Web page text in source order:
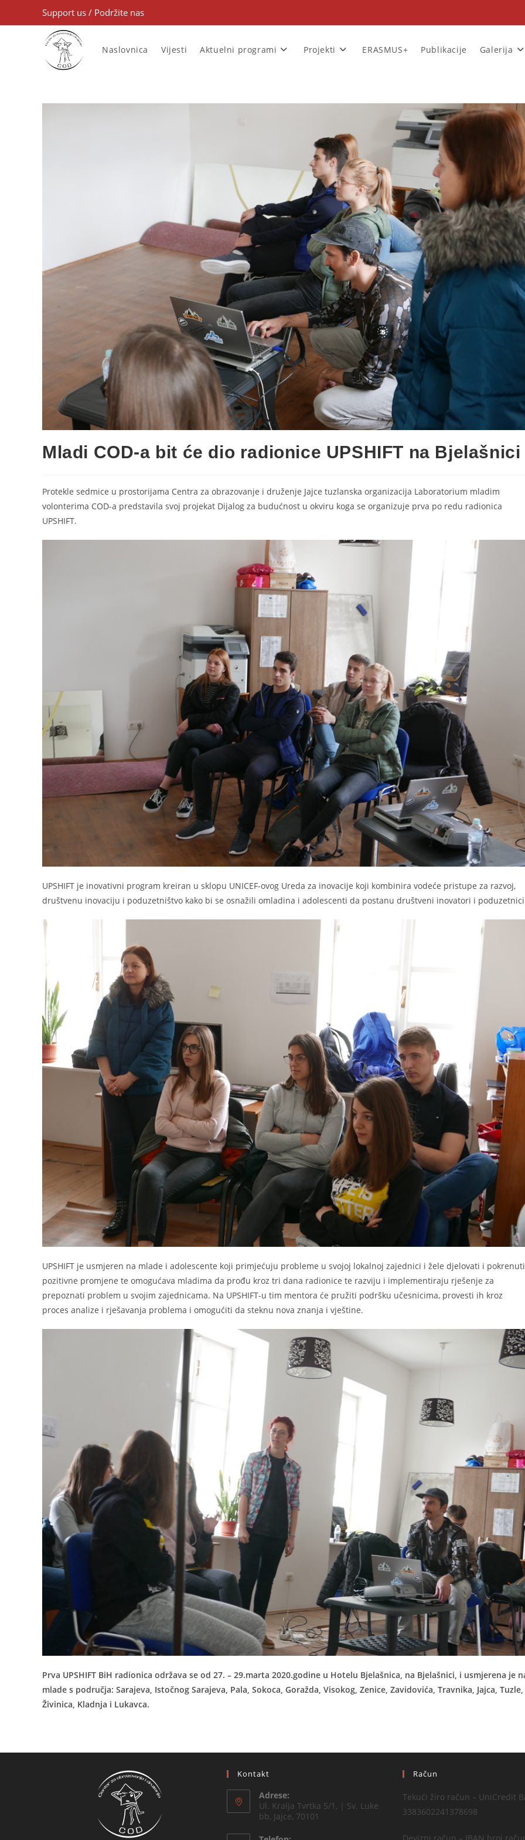
Support us / Podržite nas
Naslovnica Vijesti Aktuelni programi Projekti ERASMUS+ Publikacije Galerija
Mladi COD-a bit će dio radionice UPSHIFT na Bjelašnici
Protekle sedmice u prostorijama Centra za obrazovanje i druženje Jajce tuzlanska organizacija Laboratorium mladim
volonterima COD-a predstavila svoj projekat Dijalog za budućnost u okviru koga se organizuje prva po redu radionica
UPSHIFT.
UPSHIFT je inovativni program kreiran u sklopu UNICEF-ovog Ureda za inovacije koji kombinira vodeće pristupe za razvoj,
društvenu inovaciju i poduzetništvo kako bi se osnažili omladina i adolescenti da postanu društveni inovatori i
UPSHIFT je usmjeren na mlade i adolescente koji primjećuju probleme u svojoj lokalnoj zajednici i žele djelovati i pokrenuti
pozitivne promjene te omogućava mladima da prođu kroz tri dana radionice te razviju i implementiraju rješenje za
prepoznati problem u svojim zajednicama. Na UPSHIFT-u tim mentora će pružiti podršku učesnicima, provesti ih kroz
proces analize i rješavanja problema i omogućiti da steknu nova znanja i vještine.
Prva UPSHIFT BiH radionica održava se od 27. – 29.marta 2020.godine u Hotelu Bjelašnica, na Bjelašnici, i usmjerena je
mlade s područja: Sarajeva, Istočnog Sarajeva, Pala, Sokoca, Goražda, Visokog, Zenice, Zavidovića, Travnika, Jajca, Tuzle,
Živinica, Kladnja i Lukavca.
Kontakt
Adrese:
Ul. Kralja Tvrtka 5/1, | Sv. Luke
bb, Jajce, 70101
Račun
Tekući žiro račun – UniCredit
3383602241378698
Devizni račun – IBAN broj